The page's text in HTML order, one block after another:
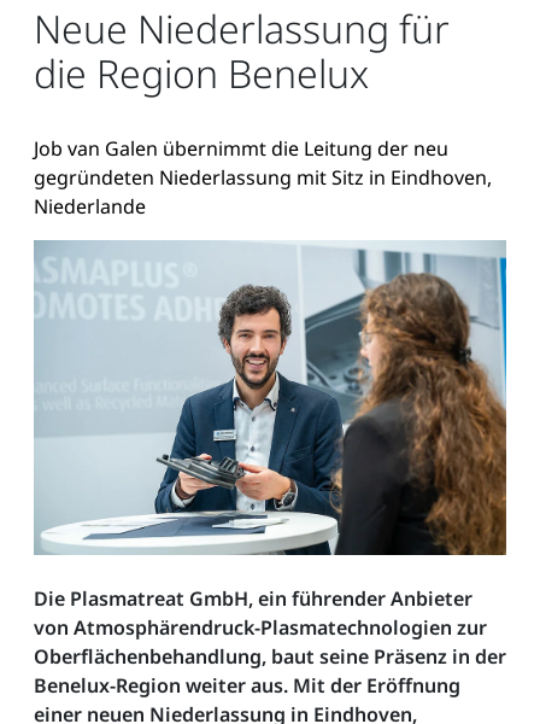
Neue Niederlassung für
die Region Benelux
Job van Galen übernimmt die Leitung der neu
gegründeten Niederlassung mit Sitz in Eindhoven,
Niederlande
Die Plasmatreat GmbH, ein führender Anbieter
von Atmosphärendruck-Plasmatechnologien zur
Oberflächenbehandlung, baut seine Präsenz in der
Benelux-Region weiter aus. Mit der Eröffnung
einer neuen Niederlassung in Eindhoven,